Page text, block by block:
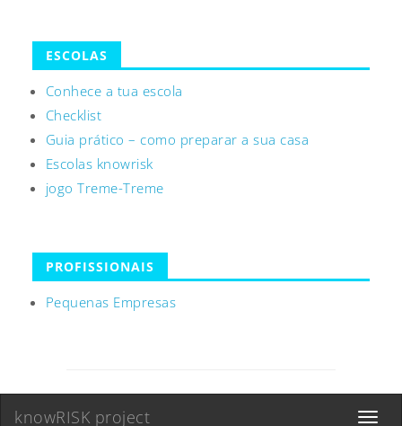
ESCOLAS
Conhece a tua escola
Checklist
Guia prático – como preparar a sua casa
Escolas knowrisk
jogo Treme-Treme
PROFISSIONAIS
Pequenas Empresas
knowRISK project
Toggle